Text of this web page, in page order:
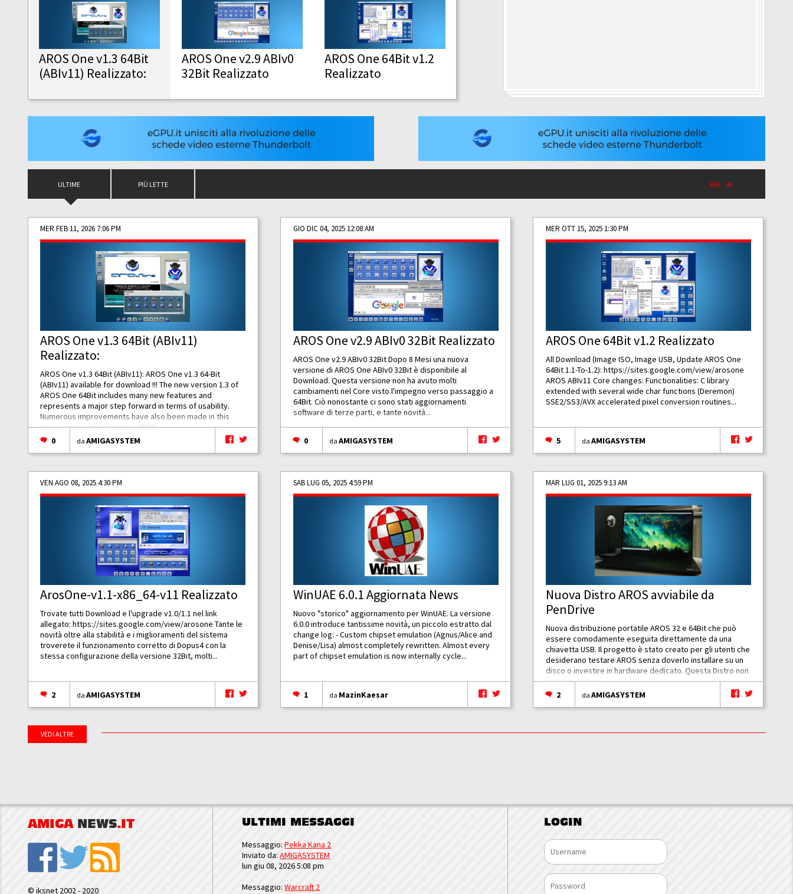
AROS One v1.3 64Bit
(ABIv11) Realizzato:
AROS One v2.9 ABIv0
32Bit Realizzato
AROS One 64Bit v1.2
Realizzato
ULTIME PIÙ LETTE RSS
MER FEB 11, 2026 7:06 PM
AROS One v1.3 64Bit (ABIv11)
Realizzato:
AROS One v1.3 64Bit (ABIv11): AROS One v1.3 64-Bit
(ABIv11) available for download !!! The new version 1.3 of
AROS One 64Bit includes many new features and
represents a major step forward in terms of usability.
Numerous improvements have also been made in this
new version, including new AROS...
0
daAMIGASYSTEM
GIO DIC 04, 2025 12:08 AM
AROS One v2.9 ABIv0 32Bit Realizzato
AROS One v2.9 ABIv0 32Bit Dopo 8 Mesi una nuova
versione di AROS One ABIv0 32Bit è disponibile al
Download. Questa versione non ha avuto molti
cambiamenti nel Core visto l'impegno verso passaggio a
64Bit. Ciò nonostante ci sono stati aggiornamenti
software di terze parti, e tante novità...
0 daAMIGASYSTEM
MER OTT 15, 2025 1:30 PM
AROS One 64Bit v1.2 Realizzato
All Download (Image ISO, Image USB, Update AROS One
64Bit 1.1-To-1.2): https://sites.google.com/view/arosone
AROS ABIv11 Core changes: Functionalities: C library
extended with several wide char functions (Deremon)
SSE2/SS3/AVX accelerated pixel conversion routines...
5 daAMIGASYSTEM
VEN AGO 08, 2025 4:30 PM
ArosOne-v1.1-x86_64-v11 Realizzato
Trovate tutti Download e l'upgrade v1.0/1.1 nel link
allegato:https://sites.google.com/view/arosone Tante le
novità oltre alla stabilità e i miglioramenti del sistema
troverete il funzionamento corretto di Dopus4 con la
stessa configurazione della versione 32Bit, molti...
2 daAMIGASYSTEM
SAB LUG 05, 2025 4:59 PM
WinUAE 6.0.1 Aggiornata News
Nuovo "storico" aggiornamento per WinUAE. La versione
6.0.0 introduce tantissime novità, un piccolo estratto dal
change log: - Custom chipset emulation (Agnus/Alice and
Denise/Lisa) almost completely rewritten. Almost every
part of chipset emulation is now internally cycle...
1 da MazinKaesar
MAR LUG 01, 2025 9:13 AM
Nuova Distro AROS avviabile da
PenDrive
Nuova distribuzione portatile AROS 32 e 64Bit che può
essere comodamente eseguita direttamente da una
chiavetta USB. Il progetto è stato creato per gli utenti che
desiderano testare AROS senza doverlo installare su un
disco o investire in hardware dedicato. Questa Distro non
è un prodotto...
2
daAMIGASYSTEM
VEDI ALTRE
AMIGA NEWS.IT
© iksnet 2002 - 2020
ULTIMI MESSAGGI
Messaggio:Pekka Kana 2
Inviato da:AMIGASYSTEM
lun giu 08, 2026 5:08 pm
Messaggio:Warcraft 2
LOGIN